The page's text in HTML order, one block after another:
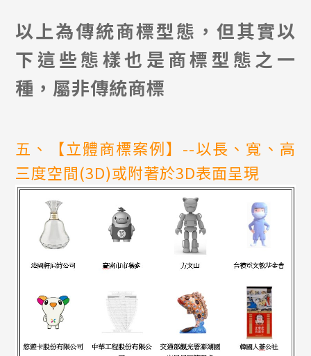
以上為傳統商標型態，但其實以
下這些態樣也是商標型態之一
種，屬非傳統商標
五、【立體商標案例】--以長、寬、高
三度空間(3D)或附著於3D表面呈現